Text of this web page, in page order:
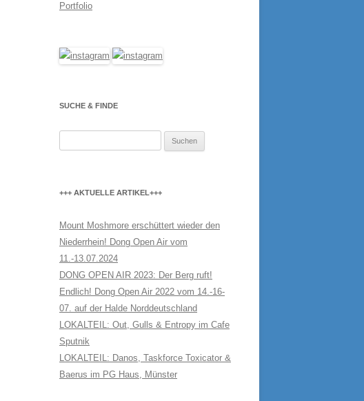
Portfolio
SUCHE & FINDE
+++ AKTUELLE ARTIKEL+++
Mount Moshmore erschüttert wieder den
Niederrhein! Dong Open Air vom
11.-13.07.2024
DONG OPEN AIR 2023: Der Berg ruft!
Endlich! Dong Open Air 2022 vom 14.-16-
07. auf der Halde Norddeutschland
LOKALTEIL: Out, Gulls & Entropy im Cafe
Sputnik
LOKALTEIL: Danos, Taskforce Toxicator &
Baerus im PG Haus, Münster